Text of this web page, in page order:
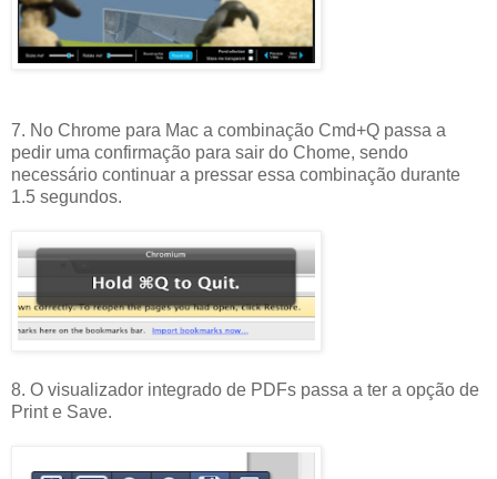
7. No Chrome para Mac a combinação Cmd+Q passa a
pedir uma confirmação para sair do Chome, sendo
necessário continuar a pressar essa combinação durante
1.5 segundos.
8. O visualizador integrado de PDFs passa a ter a opção de
Print e Save.